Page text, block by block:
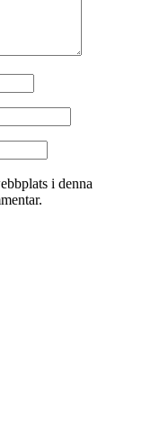
i denna